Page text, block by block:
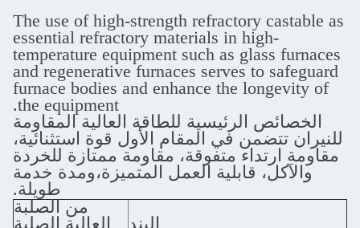
The use of high-strength refractory
essential refractory materials in
temperature equipment such as
and regenerative furnaces serves
furnace bodies and enhance the
the equipment.
الرئيسية للطاقة العالية المقاومة
في المقام الأول قوة استثنائية،
متفوقة، مقاومة ممتازة للخردة
قابلية العمل المتميزة،ومدة خدمة
طويلة.
من الصلبة
العالية الصلبة